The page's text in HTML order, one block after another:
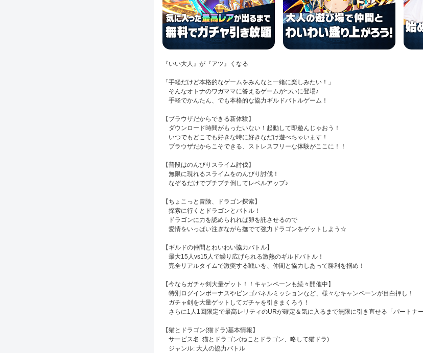
『いい大人』が『アツ』くなる
「手軽だけど本格的なゲームをみんなと一緒に楽しみたい！」
そんなオトナのワガママに答えるゲームがついに登場♪
手軽でかんたん、でも本格的な協力ギルドバトルゲーム！
【ブラウザだからできる新体験】
ダウンロード時間がもったいない！起動して即遊んじゃおう！
いつでもどこでも好きな時に好きなだけ遊べちゃいます！
ブラウザだからこそできる、ストレスフリーな体験がここに！！
【普段はのんびりスライム討伐】
無限に現れるスライムをのんびり討伐！
なぞるだけでプチプチ倒してレベルアップ♪
【ちょこっと冒険、ドラゴン探索】
探索に行くとドラゴンとバトル！
ドラゴンに力を認められれば卵を託させるので
愛情をいっぱい注ぎながら撫でて強力ドラゴンをゲットしよう☆
【ギルドの仲間とわいわい協力バトル】
最大15人vs15人で繰り広げられる激熱のギルドバトル！
完全リアルタイムで激突する戦いを、仲間と協力しあって勝利を掴め！
【今ならガチャ剣大量ゲット！！キャンペーンも続々開催中】
特別ログインボーナスやビンゴパネルミッションなど、様々なキャンペーンが目白押し！
ガチャ剣を大量ゲットしてガチャを引きまくろう！
さらに1人1回限定で最高レリティのURが確定＆気に入るまで無限に引き直せる「パートナ
【猫とドラゴン(猫ドラ)基本情報】
サービス名: 猫とドラゴン(ねことドラゴン、略して猫ドラ)
ジャンル: 大人の協力バトル